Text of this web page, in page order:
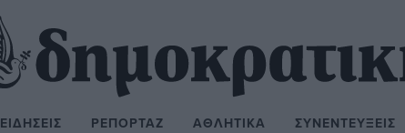
ΕΙΔΉΣΕΙΣ ΡΕΠΟΡΤΆΖ ΑΘΛΗΤΙΚΆ ΣΥΝΕΝΤΕΎΞΕΙΣ